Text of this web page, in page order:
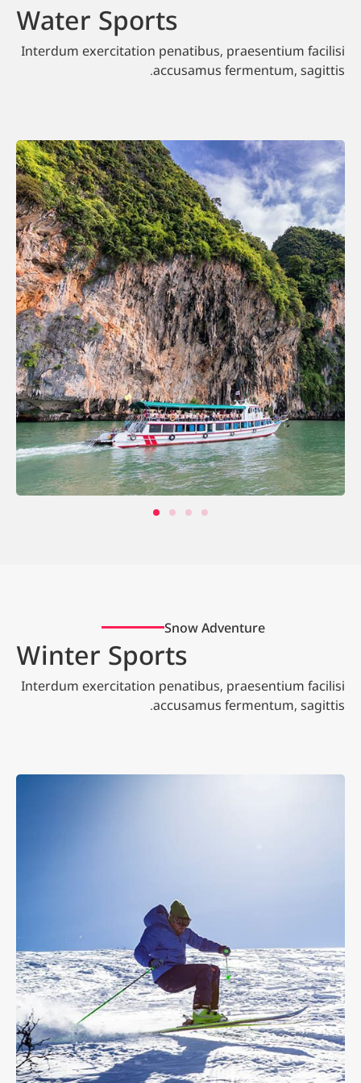
Water Sports
Interdum exercitation penatibus, praesentium facilisi
accusamus fermentum, sagittis.
Snow Adventure
Winter Sports
Interdum exercitation penatibus, praesentium facilisi
accusamus fermentum, sagittis.